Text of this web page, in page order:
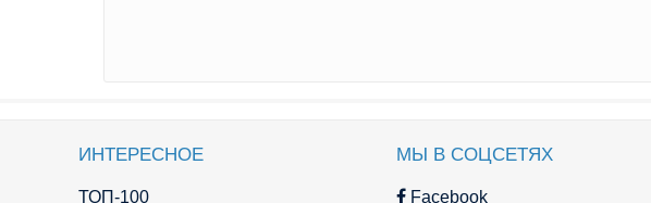
ИНТЕРЕСНОЕ
ТОП-100
МЫ В СОЦСЕТЯХ
Facebook